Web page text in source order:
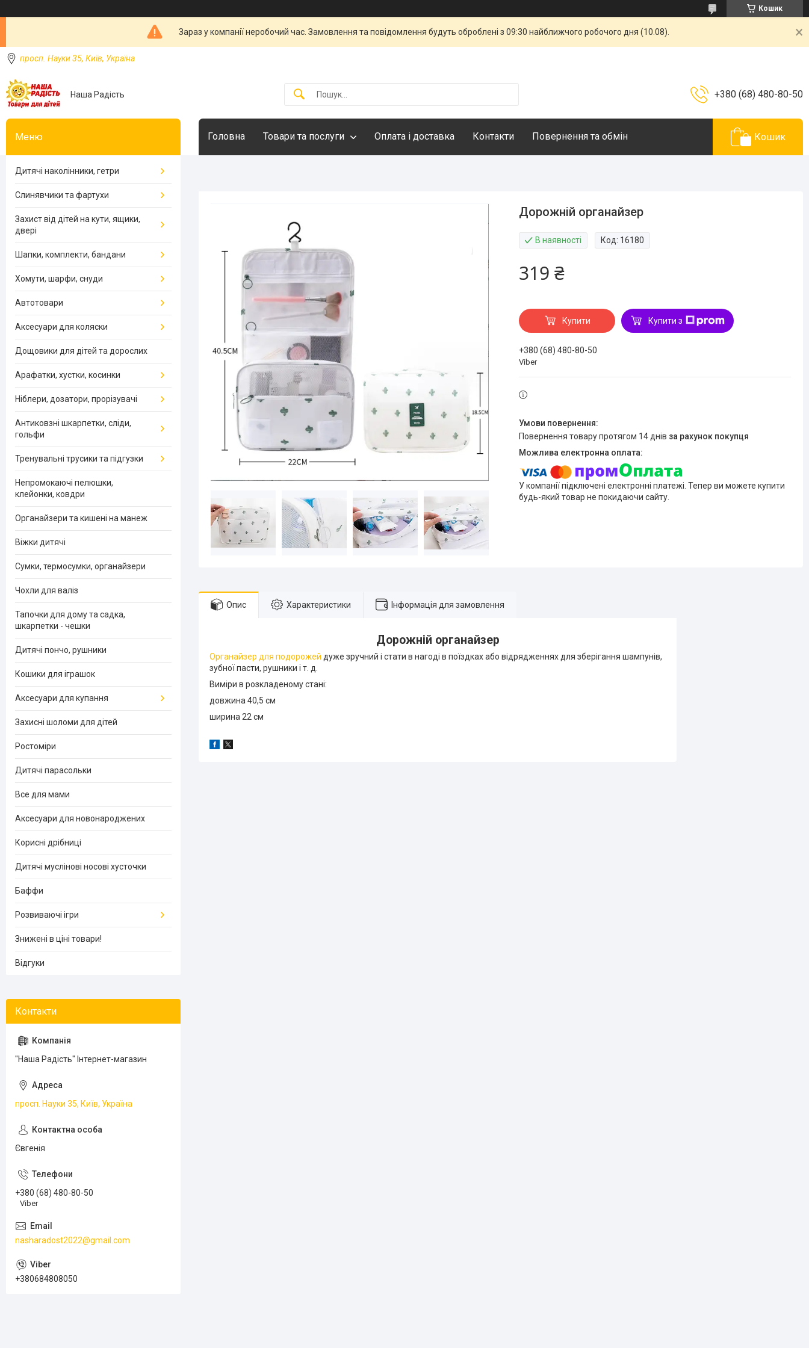
Кошик
Зараз у компанії неробочий час. Замовлення та повідомлення будуть оброблені з 09:30 найближчого робочого дня (10.08).
просп. Науки 35, Київ, Україна
Наша Радість +380 (68) 480-80-50
Головна Товари та послуги Оплата і доставка Контакти Повернення та обмін Кошик
Дорожній органайзер
В наявності Код: 16180
319 ₴
Купити Купити з
+380 (68) 480-80-50
Viber
повернення товару протягом 14 днів за рахунок покупця
У компанії підключені електронні платежі. Тепер ви можете купити
будь-який товар не покидаючи сайту.
Опис Характеристики Інформація для замовлення
Дорожній органайзер
Органайзер для подорожей дуже зручний і стати в нагоді в поїздках або відрядженнях для зберігання шампунів,
зубної пасти, рушники і т. д.
Виміри в розкладеному стані:
довжина 40,5 см
ширина 22 см
Дитячі наколінники, гетри
Слинявчики та фартухи
Захист від дітей на кути, ящики,
двері
Шапки, комплекти, бандани
Хомути, шарфи, снуди
Автотовари
Аксесуари для коляски
Дощовики для дітей та дорослих
Арафатки, хустки, косинки
Ніблери, дозатори, прорізувачі
Антиковзні шкарпетки, сліди,
гольфи
Тренувальні трусики та підгузки
Непромокаючі пелюшки,
клейонки, ковдри
Органайзери та кишені на манеж
Віжки дитячі
Сумки, термосумки, органайзери
Чохли для валіз
Тапочки для дому та садка,
шкарпетки - чешки
Дитячі пончо, рушники
Кошики для іграшок
Аксесуари для купання
Захисні шоломи для дітей
Ростоміри
Дитячі парасольки
Все для мами
Аксесуари для новонароджених
Корисні дрібниці
Дитячі муслінові носові хусточки
Баффи
Розвиваючі ігри
Знижені в ціні товари!
Відгуки
"Наша Радість" Інтернет-магазин
просп. Науки 35, Київ, Україна
Євгенія
+380 (68) 480-80-50
Viber
nasharadost2022@gmail.com
+380684808050